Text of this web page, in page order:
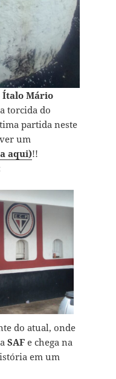
Ítalo Mário
torcida do
partida neste
um
aqui)!!
do atual, onde
SAFe chega na
em um